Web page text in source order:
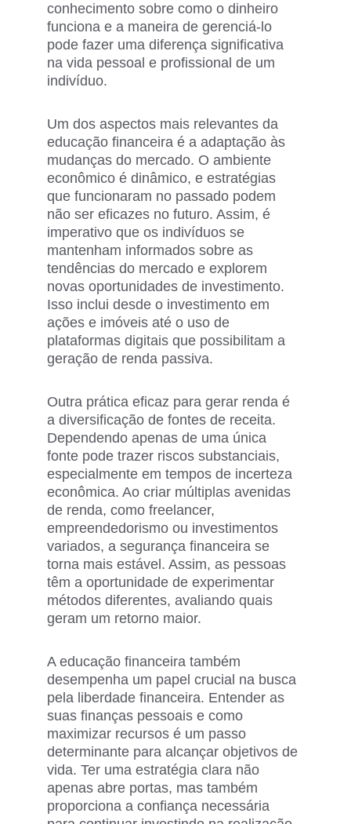
conhecimento sobre como o dinheiro
funciona e a maneira de gerenciá-lo
pode fazer uma diferença significativa
na vida pessoal e profissional de um
indivíduo.
Um dos aspectos mais relevantes da
educação financeira é a adaptação às
mudanças do mercado. O ambiente
econômico é dinâmico, e estratégias
que funcionaram no passado podem
não ser eficazes no futuro. Assim, é
imperativo que os indivíduos se
mantenham informados sobre as
tendências do mercado e explorem
novas oportunidades de investimento.
Isso inclui desde o investimento em
ações e imóveis até o uso de
plataformas digitais que possibilitam a
geração de renda passiva.
Outra prática eficaz para gerar renda é
a diversificação de fontes de receita.
Dependendo apenas de uma única
fonte pode trazer riscos substanciais,
especialmente em tempos de incerteza
econômica. Ao criar múltiplas avenidas
de renda, como freelancer,
empreendedorismo ou investimentos
variados, a segurança financeira se
torna mais estável. Assim, as pessoas
têm a oportunidade de experimentar
métodos diferentes, avaliando quais
geram um retorno maior.
A educação financeira também
desempenha um papel crucial na busca
pela liberdade financeira. Entender as
suas finanças pessoais e como
maximizar recursos é um passo
determinante para alcançar objetivos de
vida. Ter uma estratégia clara não
apenas abre portas, mas também
proporciona a confiança necessária